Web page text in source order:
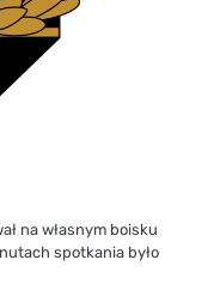
na własnym boisku
spotkania było